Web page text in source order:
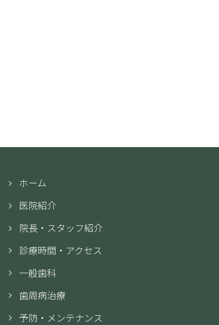
ホーム
医院紹介
院長・スタッフ紹介
診療時間・アクセス
一般歯科
歯周病治療
予防・メンテナンス